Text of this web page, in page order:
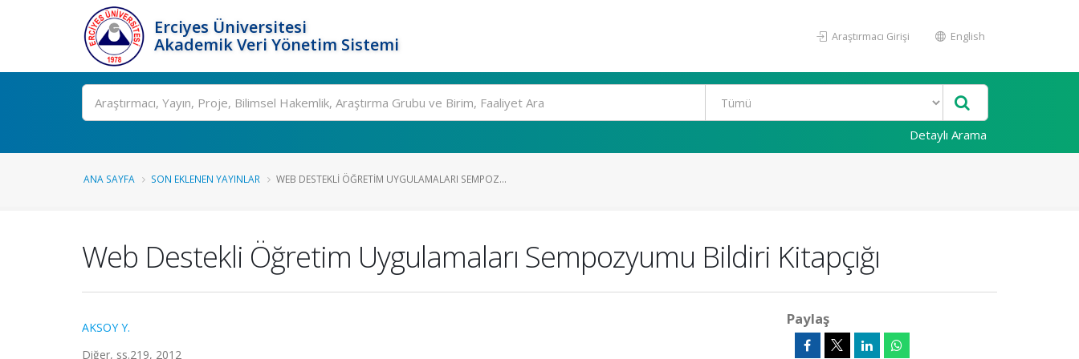
Erciyes Üniversitesi
Akademik Veri Yönetim Sistemi
Araştırmacı Girişi English
Ara
Detaylı Arama
ANA SAYFA SON EKLENEN YAYINLAR WEB DESTEKLI ÖĞRETIM UYGULAMALARI SEMPOZ...
Web Destekli Öğretim Uygulamaları Sempozyumu Bildiri Kitapçığı
AKSOY Y.
Diğer, ss.219, 2012
Paylaş